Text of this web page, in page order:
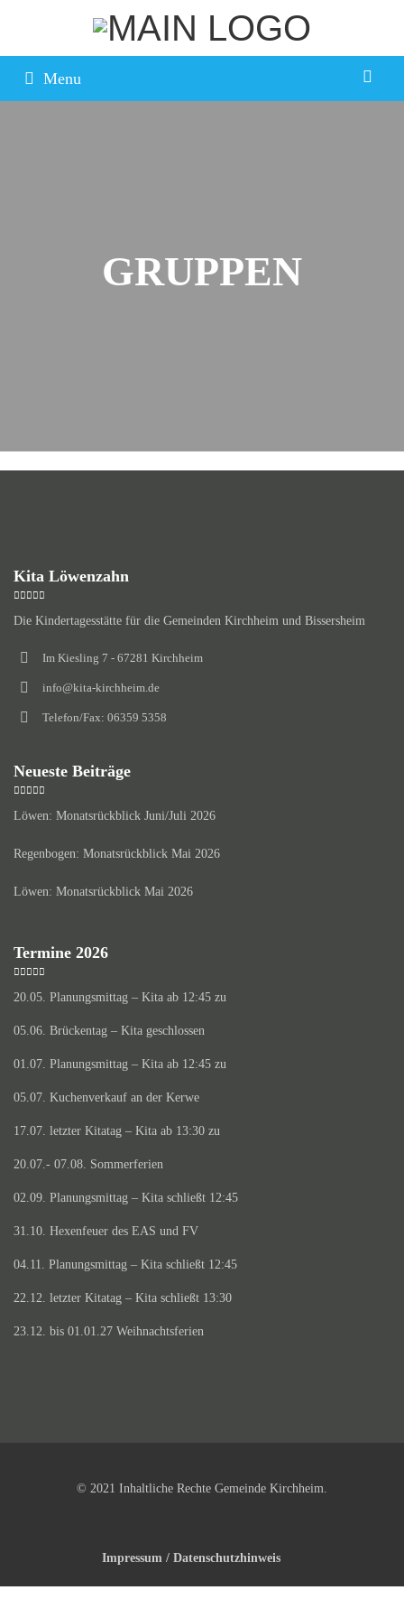
Menu
GRUPPEN
Kita Löwenzahn
Die Kindertagesstätte für die Gemeinden Kirchheim und Bissersheim
Im Kiesling 7 - 67281 Kirchheim
info@kita-kirchheim.de
Telefon/Fax: 06359 5358
Neueste Beiträge
Löwen: Monatsrückblick Juni/Juli 2026
Regenbogen: Monatsrückblick Mai 2026
Löwen: Monatsrückblick Mai 2026
Termine 2026
20.05. Planungsmittag – Kita ab 12:45 zu
05.06. Brückentag – Kita geschlossen
01.07. Planungsmittag – Kita ab 12:45 zu
05.07. Kuchenverkauf an der Kerwe
17.07. letzter Kitatag – Kita ab 13:30 zu
20.07.- 07.08. Sommerferien
02.09. Planungsmittag – Kita schließt 12:45
31.10. Hexenfeuer des EAS und FV
04.11. Planungsmittag – Kita schließt 12:45
22.12. letzter Kitatag – Kita schließt 13:30
23.12. bis 01.01.27 Weihnachtsferien
© 2021 Inhaltliche Rechte Gemeinde Kirchheim.
Impressum / Datenschutzhinweis